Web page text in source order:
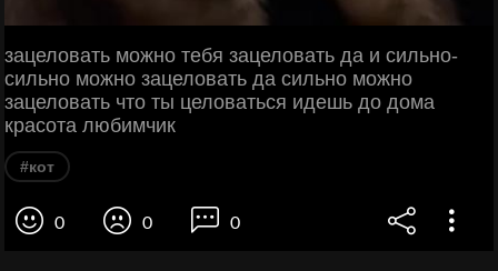
зацеловать можно тебя зацеловать да и сильно-
сильно можно зацеловать да сильно можно
зацеловать что ты целоваться идешь до дома
красота любимчик
#кот
0 0 0